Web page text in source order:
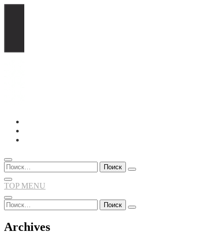
Перейти
содержимому
Найти:
TOP MENU
Найти:
Archives